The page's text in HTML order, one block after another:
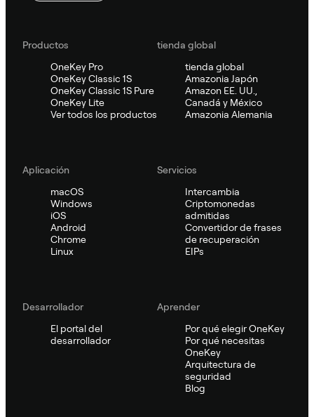
Productos
OneKey Pro
OneKey Classic 1S
OneKey Classic 1S Pure
OneKey Lite
Ver todos los productos
tienda global
tienda global
Amazonia Japón
Amazon EE. UU.,
Canadá y México
Amazonia Alemania
Aplicación
macOS
Windows
iOS
Android
Chrome
Linux
Servicios
Intercambia
Criptomonedas
admitidas
Convertidor de frases
de recuperación
EIPs
Desarrollador
El portal del
desarrollador
Aprender
Por qué elegir OneKey
Por qué necesitas
OneKey
Arquitectura de
seguridad
Blog